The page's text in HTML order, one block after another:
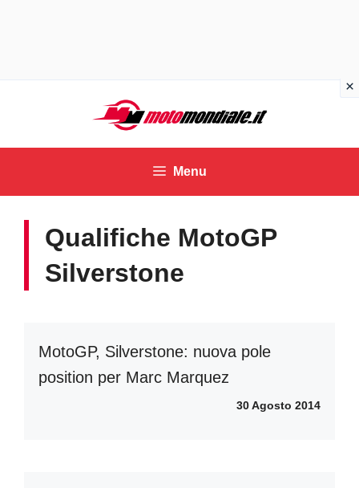
contenuto
Menu
Qualifiche MotoGP
Silverstone
MotoGP, Silverstone: nuova pole
position per Marc Marquez
30 Agosto 2014